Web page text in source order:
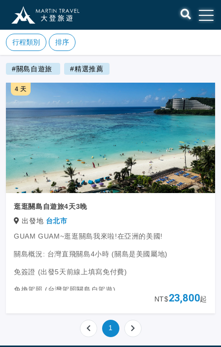
行程類別 排序
#關島自遊旅 #精選推薦
4 天
逛逛關島自遊旅4天3晚
出發地 台北市
GUAM GUAM~逛逛關島我來啦!在亞洲的美國!
關島概況: 台灣直飛關島4小時 (關島是美國屬地)
免簽證 (出發5天前線上填寫免付費)
免換駕照 (台灣駕照關島自駕遊)
NT$23,800起
1